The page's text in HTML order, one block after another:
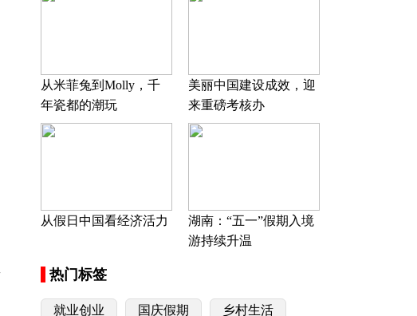
从米菲兔到Molly，千
年瓷都的潮玩
美丽中国建设成效，迎
来重磅考核办
从假日中国看经济活力
湖南：“五一”假期入境
游持续升温
热门标签
就业创业 国庆假期 乡村生活